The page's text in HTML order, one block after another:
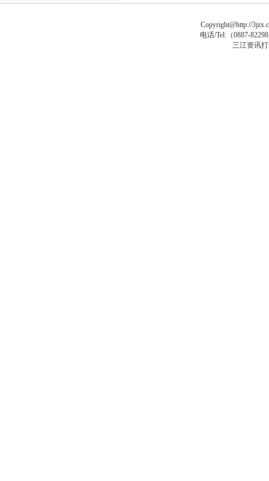
Copyright@http://
电话/Tel:（0887-
三江资讯